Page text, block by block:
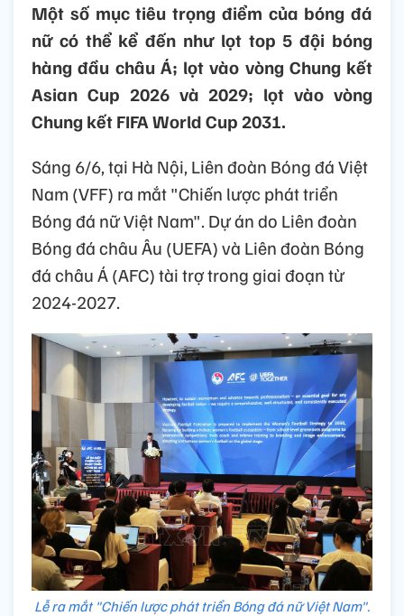
Một số mục tiêu trọng điểm của bóng đá
nữ có thể kể đến như lọt top 5 đội bóng
hàng đầu châu Á; lọt vào vòng Chung kết
Asian Cup 2026 và 2029; lọt vào vòng
Chung kết FIFA World Cup 2031.
Sáng 6/6, tại Hà Nội, Liên đoàn Bóng đá Việt
Nam (VFF) ra mắt "Chiến lược phát triển
Bóng đá nữ Việt Nam". Dự án do Liên đoàn
Bóng đá châu Âu (UEFA) và Liên đoàn Bóng
đá châu Á (AFC) tài trợ trong giai đoạn từ
2024-2027.
Lễ ra mắt "Chiến lược phát triển Bóng đá nữ Việt Nam".